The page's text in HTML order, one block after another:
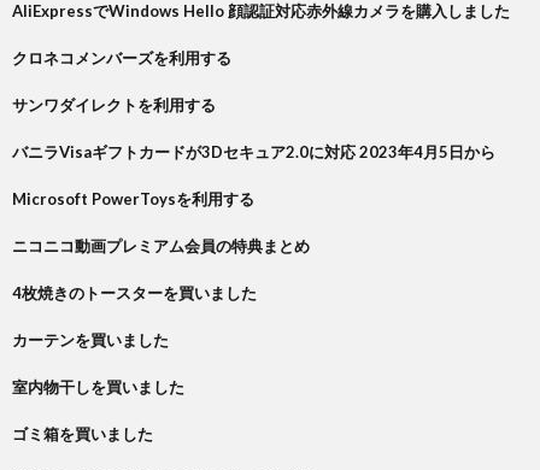
AliExpressでWindows Hello 顔認証対応赤外線カメラを購入しました
クロネコメンバーズを利用する
サンワダイレクトを利用する
バニラVisaギフトカードが3Dセキュア2.0に対応 2023年4月5日から
Microsoft PowerToysを利用する
ニコニコ動画プレミアム会員の特典まとめ
4枚焼きのトースターを買いました
カーテンを買いました
室内物干しを買いました
ゴミ箱を買いました